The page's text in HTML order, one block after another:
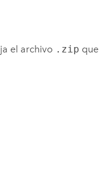
el archivo .zip que